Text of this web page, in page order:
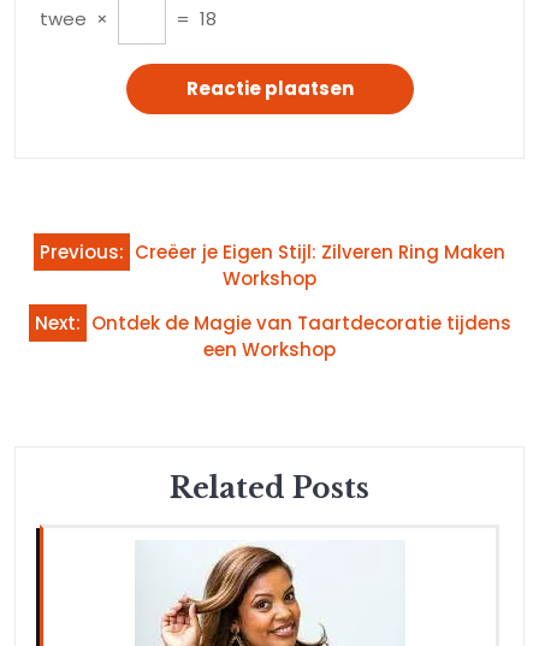
twee × = 18
Bericht
navigatie
Previous: Creëer je Eigen Stijl: Zilveren Ring Maken
Workshop
Next: Ontdek de Magie van Taartdecoratie tijdens
een Workshop
Related Posts